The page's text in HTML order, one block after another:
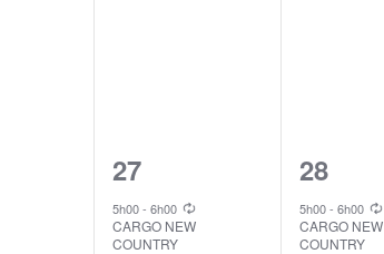
1
event,
27
5h00- 6h00
CARGO NEW
COUNTRY
1
event,
28
5h00- 6h00
CARGO NEW
COUNTRY